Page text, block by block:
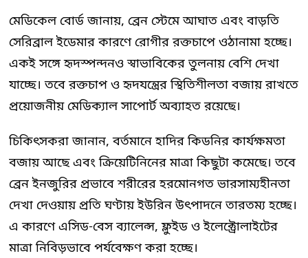
মেডিকেল বোর্ড জানায়, ব্রেন স্টেমে আঘাত এবং বাড়তি
সেরিব্রাল ইডেমার কারণে রোগীর রক্তচাপে ওঠানামা হচ্ছে।
একই সঙ্গে হৃদস্পন্দনও স্বাভাবিকের তুলনায় বেশি দেখা
যাচ্ছে। তবে রক্তচাপ ও হৃদযন্ত্রের স্থিতিশীলতা বজায় রাখতে
প্রয়োজনীয় মেডিক্যাল সাপোর্ট অব্যাহত রয়েছে।
চিকিৎসকরা জানান, বর্তমানে হাদির কিডনির কার্যক্ষমতা
বজায় আছে এবং ক্রিয়েটিনিনের মাত্রা কিছুটা কমেছে। তবে
ব্রেন ইনজুরির প্রভাবে শরীরের হরমোনগত ভারসাম্যহীনতা
দেখা দেওয়ায় প্রতি ঘণ্টায় ইউরিন উৎপাদনে তারতম্য হচ্ছে।
এ কারণে এসিড-বেস ব্যালেন্স, ফ্লুইড ও ইলেক্ট্রোলাইটের
মাত্রা নিবিড়ভাবে পর্যবেক্ষণ করা হচ্ছে।